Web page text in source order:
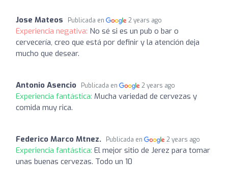
Jose Mateos Publicada en 2 years ago
Experiencia negativa: No sé si es un pub o bar o
cervecería, creo que está por definir y la atención deja
mucho que desear.
Antonio Asencio Publicada en 2 years ago
Experiencia fantástica: Mucha variedad de cervezas y
comida muy rica.
Federico Marco Mtnez. Publicada en 2 years ago
Experiencia fantástica: El mejor sitio de Jerez para tomar
unas buenas cervezas. Todo un 10